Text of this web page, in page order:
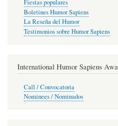
Fiestas populares
Boletines Humor Sapiens
La Reseña del Humor
Testimonios sobre Humor Sapiens
International Humor Sapiens
Call / Convocatoria
Nominees / Nominados